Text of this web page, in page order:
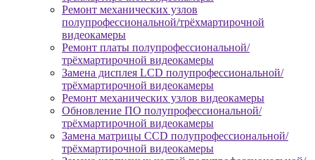
Ремонт механических узлов
полупрофессиональной/трёхмартирочной
видеокамеры
Ремонт платы полупрофессиональной/
трёхмартирочной видеокамеры
Замена дисплея LCD полупрофессиональной/
трёхмартирочной видеокамеры
Ремонт механических узлов видеокамеры
Обновление ПО полупрофессиональной/
трёхмартирочной видеокамеры
Замена матрицы CCD полупрофессиональной/
трёхмартирочной видеокамеры